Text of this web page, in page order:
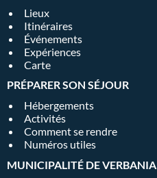
Lieux
Itinéraires
Événements
Expériences
Carte
PRÉPARER SON SÉJOUR
Hébergements
Activités
Comment se rendre
Numéros utiles
MUNICIPALITÉ DE VERBANIA